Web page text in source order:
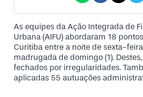
As equipes da Ação Integrada de
Urbana (AIFU) abordaram 18
Curitiba entre a noite de sexta-
madrugada de domingo (1).
fechados por irregularidades.
aplicadas 55 autuações